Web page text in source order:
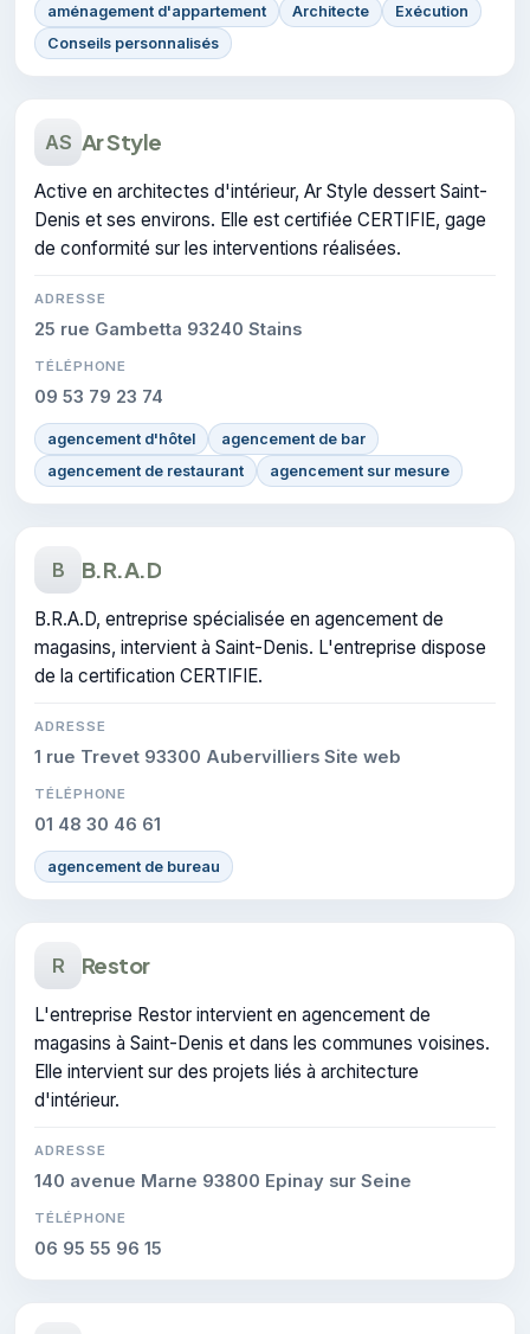
aménagement d'appartement Architecte
Exécution
Conseils personnalisés
AS Ar Style
Active en architectes d'intérieur, Ar Style dessert Saint-
Denis et ses environs. Elle est certifiée CERTIFIE, gage
de conformité sur les interventions réalisées.
ADRESSE
25 rue Gambetta 93240 Stains
TÉLÉPHONE
09 53 79 23 74
agencement d'hôtel
agencement de bar
agencement de restaurant
agencement sur mesure
B B.R.A.D
B.R.A.D, entreprise spécialisée en agencement de
magasins, intervient à Saint-Denis. L'entreprise dispose
de la certification CERTIFIE.
ADRESSE
1 rue Trevet 93300 Aubervilliers Site web
TÉLÉPHONE
01 48 30 46 61
agencement de bureau
R Restor
L'entreprise Restor intervient en agencement de
magasins à Saint-Denis et dans les communes voisines.
Elle intervient sur des projets liés à architecture
d'intérieur.
ADRESSE
140 avenue Marne 93800 Epinay sur Seine
TÉLÉPHONE
06 95 55 96 15